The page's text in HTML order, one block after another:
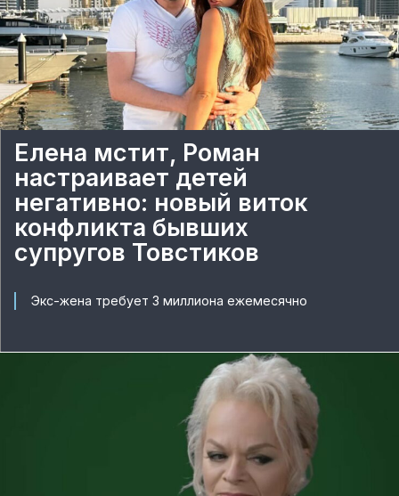
Елена мстит, Роман
настраивает детей
негативно: новый виток
конфликта бывших
супругов Товстиков
Экс-жена требует 3 миллиона ежемесячно